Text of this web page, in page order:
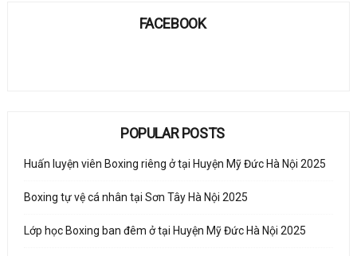
FACEBOOK
POPULAR POSTS
Huấn luyện viên Boxing riêng ở tại Huyện Mỹ Đức Hà Nội 2025
Boxing tự vệ cá nhân tại Sơn Tây Hà Nội 2025
Lớp học Boxing ban đêm ở tại Huyện Mỹ Đức Hà Nội 2025